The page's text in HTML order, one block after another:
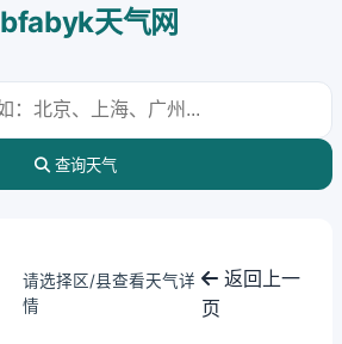
bfabyk天气网
查询天气
请选择区/县查看天气详
情
返回上一
页